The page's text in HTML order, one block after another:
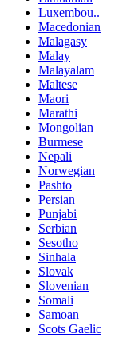
Luxembou..
Macedonian
Malagasy
Malay
Malayalam
Maltese
Maori
Marathi
Mongolian
Burmese
Nepali
Norwegian
Pashto
Persian
Punjabi
Serbian
Sesotho
Sinhala
Slovak
Slovenian
Somali
Samoan
Scots Gaelic